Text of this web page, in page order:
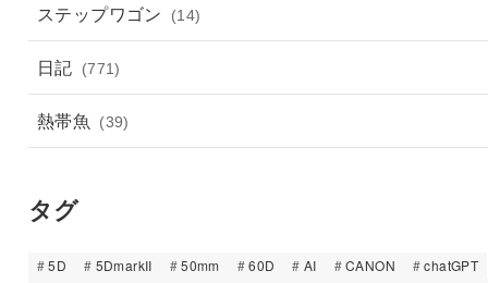
ステップワゴン (14)
日記 (771)
熱帯魚 (39)
タグ
5D 5DmarkII 50mm 60D AI CANON
chatGPT